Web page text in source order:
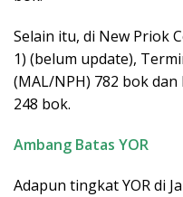
Selain itu, di New Priok
1) (belum update),
(MAL/NPH) 782 bok
248 bok.
Ambang Batas YOR
Adapun tingkat YOR di